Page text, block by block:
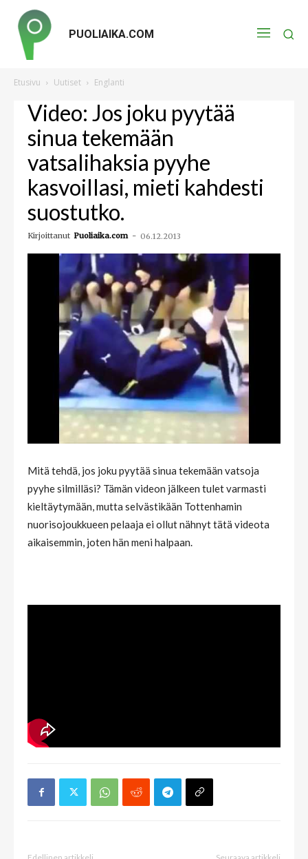
PUOLIAIKA.COM
Etusivu Uutiset Englanti
Video: Jos joku pyytää
sinua tekemään
vatsalihaksia pyyhe
kasvoillasi, mieti kahdesti
suostutko.
Kirjoittanut Puoliaika.com - 06.12.2013
Mitä tehdä, jos joku pyytää sinua tekemään vatsoja
pyyhe silmilläsi? Tämän videon jälkeen tulet varmasti
kieltäytymään, mutta selvästikään Tottenhamin
nuorisojoukkueen pelaaja ei ollut nähnyt tätä videota
aikaisemmin, joten hän meni halpaan.